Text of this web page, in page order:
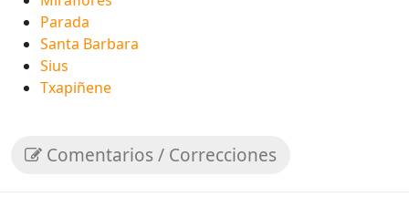
Parada
Santa Barbara
Sius
Txapiñene
Comentarios / Correcciones